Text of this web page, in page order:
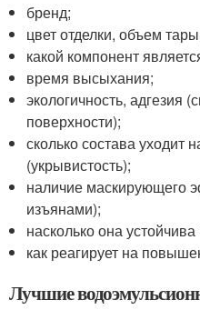
бренд;
цвет отделки, объем
какой компонент
время высыхания;
экологичность, адгезия
поверхности);
сколько состава уходит
(укрывистость);
наличие маскирующего
изъянами);
насколько она
как реагирует на
Лучшие